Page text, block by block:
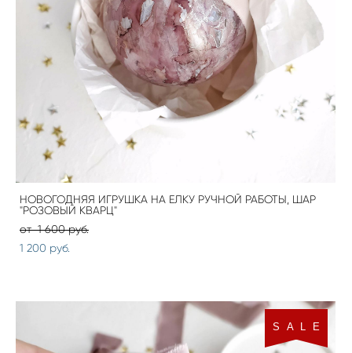
НОВОГОДНЯЯ ИГРУШКА НА ЕЛКУ РУЧНОЙ РАБОТЫ, ШАР
"РОЗОВЫЙ КВАРЦ"
от 1 600 pуб.
1 200 pуб.
S A L E